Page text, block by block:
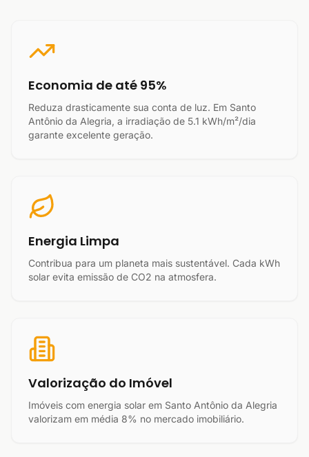
Economia de até 95%
Reduza drasticamente sua conta de luz. Em Santo
Antônio da Alegria, a irradiação de 5.1 kWh/m²/dia
garante excelente geração.
Energia Limpa
Contribua para um planeta mais sustentável. Cada kWh
solar evita emissão de CO2 na atmosfera.
Valorização do Imóvel
Imóveis com energia solar em Santo Antônio da Alegria
valorizam em média 8% no mercado imobiliário.